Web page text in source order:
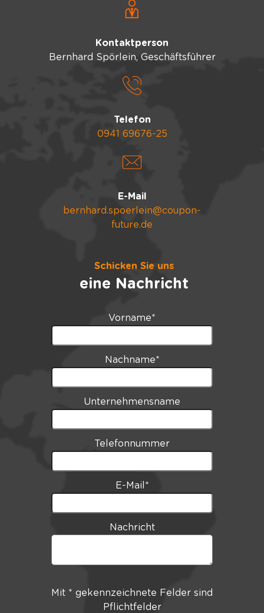
Kontaktperson
Bernhard Spörlein, Geschäftsführer
Telefon
0941 69676-25
E-Mail
bernhard.spoerlein@coupon-
future.de
Schicken Sie uns
eine Nachricht
Vorname*
Nachname*
Unternehmensname
Telefonnummer
E-Mail*
Nachricht
Mit * gekennzeichnete Felder sind
Pflichtfelder